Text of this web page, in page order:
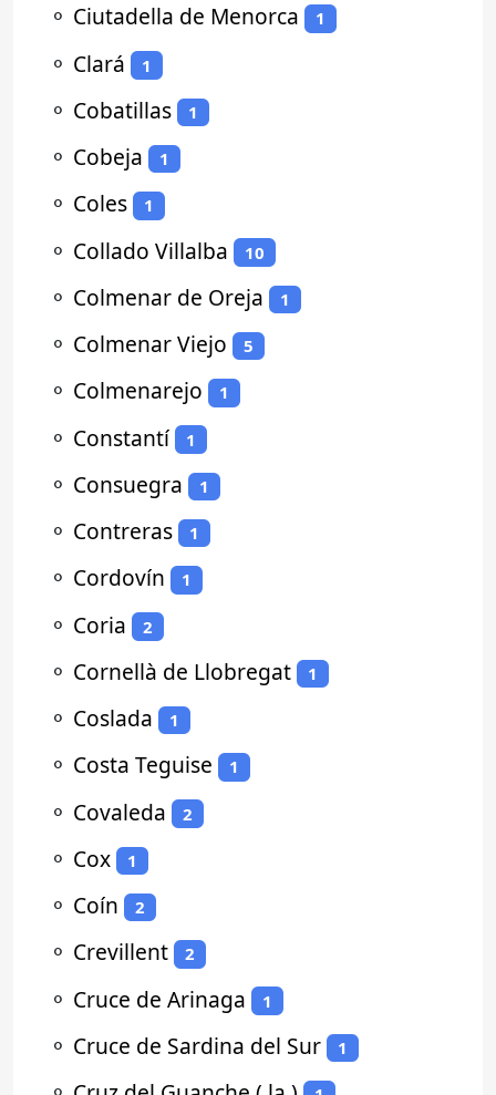
⚬ Ciutadella de Menorca 1
⚬ Clará 1
⚬ Cobatillas 1
⚬ Cobeja 1
⚬ Coles 1
⚬ Collado Villalba 10
⚬ Colmenar de Oreja 1
⚬ Colmenar Viejo 5
⚬ Colmenarejo 1
⚬ Constantí 1
⚬ Consuegra 1
⚬ Contreras 1
⚬ Cordovín 1
⚬ Coria 2
⚬ Cornellà de Llobregat 1
⚬ Coslada 1
⚬ Costa Teguise 1
⚬ Covaleda 2
⚬ Cox 1
⚬ Coín 2
⚬ Crevillent 2
⚬ Cruce de Arinaga 1
⚬ Cruce de Sardina del Sur 1